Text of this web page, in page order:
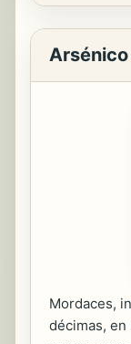
Mordaces,
décimas,